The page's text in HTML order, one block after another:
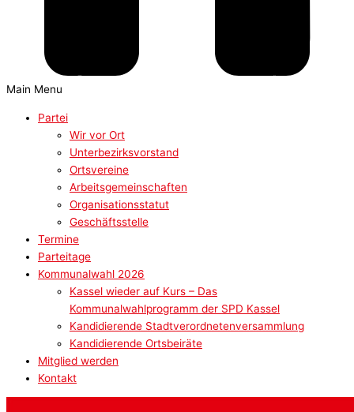
Main Menu
Partei
Wir vor Ort
Unterbezirksvorstand
Ortsvereine
Arbeitsgemeinschaften
Organisationsstatut
Geschäftsstelle
Termine
Parteitage
Kommunalwahl 2026
Kassel wieder auf Kurs – Das
Kommunalwahlprogramm der SPD Kassel
Kandidierende Stadtverordnetenversammlung
Kandidierende Ortsbeiräte
Mitglied werden
Kontakt